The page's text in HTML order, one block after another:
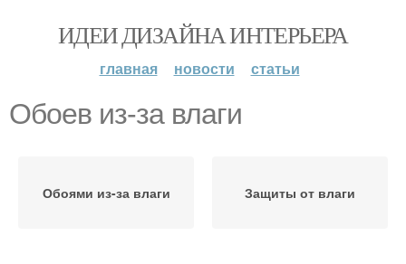
ИДЕИ ДИЗАЙНА ИНТЕРЬЕРА
главная новости статьи
Обоев из-за влаги
Обоями из-за влаги Защиты от влаги